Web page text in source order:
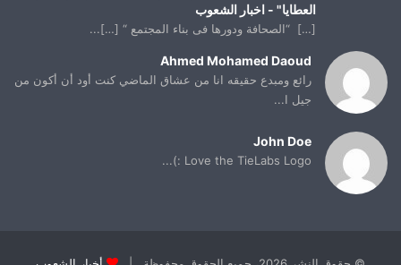
العطايا" - اخبار الشعوب
[…] “الصحافة ودورها فى بناء المجتمع “ […]...
Ahmed Mohamed Daoud
رائع ومبدع حقيقه انا من عشاق الماضي كنت أود أن أكون من
جيل ا...
John Doe
Love the TieLabs Logo :)...